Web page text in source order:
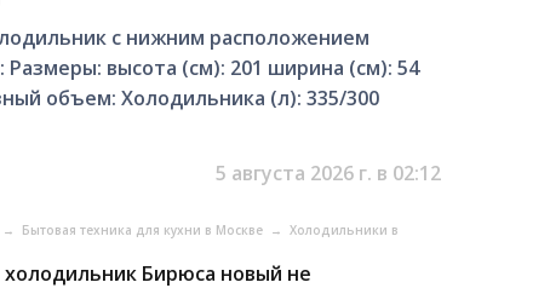
с нижним расположением
высота (см): 201 ширина (см): 54
объем: Холодильника (л): 335/300
5 августа 2026 г. в 02:12
→ Бытовая техника для кухни в Москве → Холодильники в
Бирюса новый не